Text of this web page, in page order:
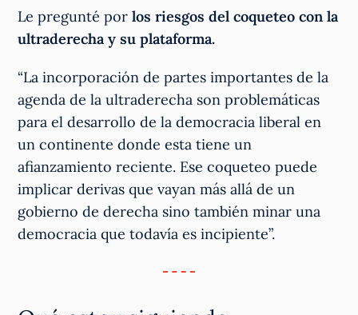
Le pregunté porlos riesgos del coqueteo con la
ultraderecha y su plataforma.
“La incorporación de partes importantes de la
agenda de la ultraderecha son problemáticas
para el desarrollo de la democracia liberal en
un continente donde esta tiene un
afianzamiento reciente. Ese coqueteo puede
implicar derivas que vayan más allá de un
gobierno de derecha sino también minar una
democracia que todavía es incipiente”.